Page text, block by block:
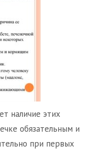
наличие этих
обязательным и
при первых